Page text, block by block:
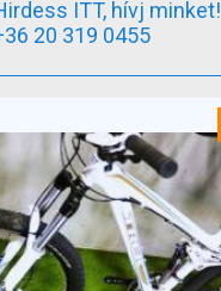
ITT, hívj minket!
20 319 0455